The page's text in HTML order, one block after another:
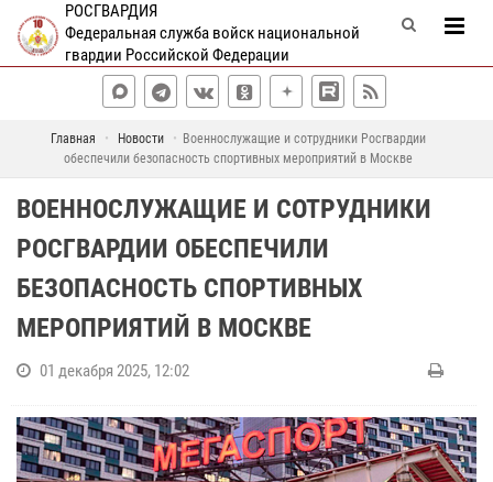
РОСГВАРДИЯ
Федеральная служба войск национальной
гвардии Российской Федерации
Главная Новости
Военнослужащие и сотрудники Росгвардии
обеспечили безопасность спортивных мероприятий в Москве
ВОЕННОСЛУЖАЩИЕ И СОТРУДНИКИ
РОСГВАРДИИ ОБЕСПЕЧИЛИ
БЕЗОПАСНОСТЬ СПОРТИВНЫХ
МЕРОПРИЯТИЙ В МОСКВЕ
01 декабря 2025, 12:02